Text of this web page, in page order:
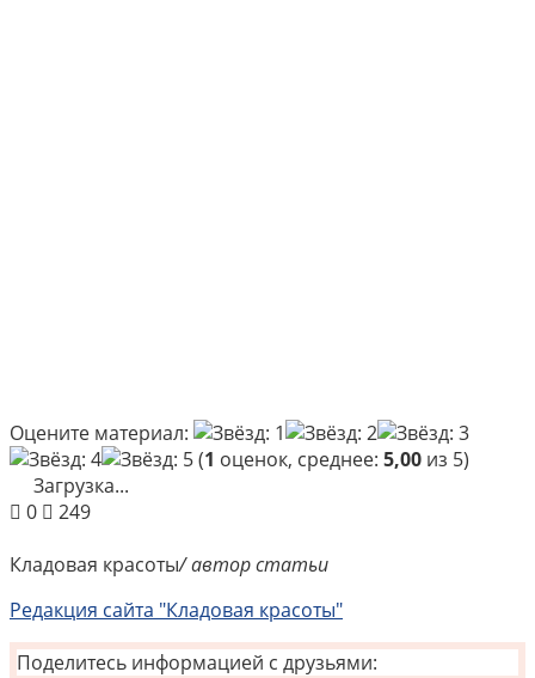
Оцените материал:
(1 оценок, среднее: 5,00 из 5)
Загрузка...
0
249
Кладовая красоты/ автор статьи
Редакция сайта "Кладовая красоты"
Поделитесь информацией с друзьями: